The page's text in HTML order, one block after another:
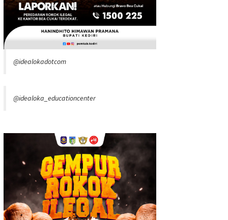
@idealokadotcom
@idealoka_educationcenter